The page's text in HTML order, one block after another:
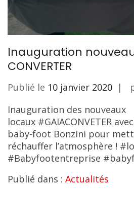
Inauguration
CONVERTER
Publié le 10 janvier 2020
Inauguration des nouveaux
locaux #GAIACONVETER
baby-foot Bonzini pour
réchauffer l’atmosphère !
#Babyfootentreprise
Publié dans : Actualités